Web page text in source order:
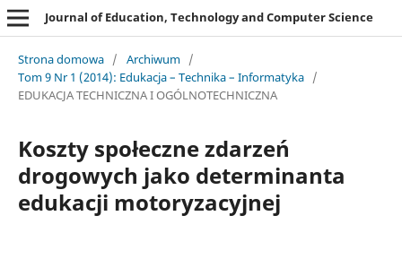
Journal of Education, Technology and Computer Science
Strona domowa / Archiwum /
Tom 9 Nr 1 (2014): Edukacja – Technika – Informatyka /
EDUKACJA TECHNICZNA I OGÓLNOTECHNICZNA
Koszty społeczne zdarzeń
drogowych jako determinanta
edukacji motoryzacyjnej